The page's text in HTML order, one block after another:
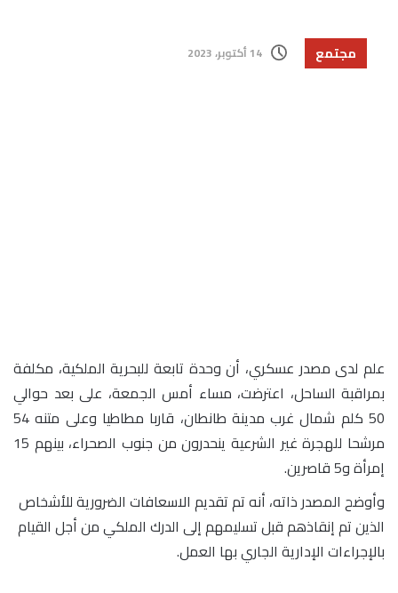
مجتمع 14 أكتوبر، 2023
علم لدى مصدر عسكري، أن وحدة تابعة للبحرية الملكية، مكلفة
بمراقبة الساحل، اعترضت، مساء أمس الجمعة، على بعد حوالي
50 كلم شمال غرب مدينة طانطان، قاربا مطاطيا وعلى متنه 54
مرشحا للهجرة غير الشرعية ينحدرون من جنوب الصحراء، بينهم 15
إمرأة و5 قاصرين.
وأوضح المصدر ذاته، أنه تم تقديم الاسعافات الضرورية للأشخاص
الذين تم إنقاذهم قبل تسليمهم إلى الدرك الملكي من أجل القيام
بالإجراءات الإدارية الجاري بها العمل.